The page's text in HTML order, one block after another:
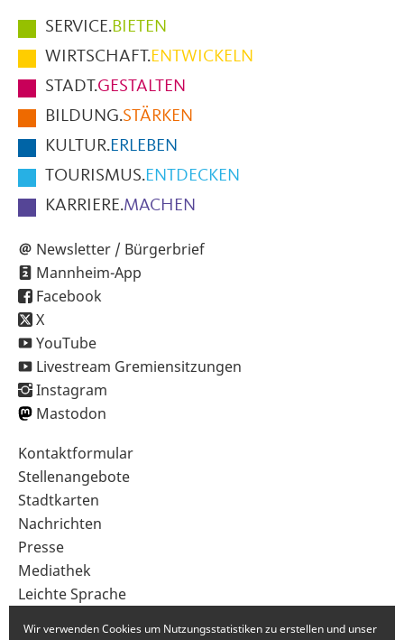
Hauptmenüpunkte
im
Fußbereich
der
Seite
SERVICE.BIETEN
WIRTSCHAFT.ENTWICKELN
STADT.GESTALTEN
BILDUNG.STÄRKEN
KULTUR.ERLEBEN
TOURISMUS.ENTDECKEN
KARRIERE.MACHEN
Newsletter / Bürgerbrief
Mannheim-App
Facebook
X
YouTube
Livestream Gremiensitzungen
Instagram
Mastodon
Sekundärnavigation
im
Fußbereich
Kontaktformular
Stellenangebote
Stadtkarten
Nachrichten
Presse
Mediathek
Leichte Sprache
Wir verwenden Cookies um Nutzungsstatistiken zu erstellen und unser